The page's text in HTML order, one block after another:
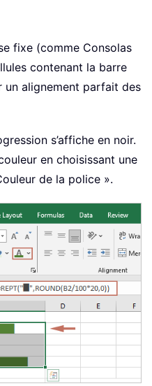
fixe (comme Consolas
contenant la barre
alignement parfait des
s’affiche en noir.
en choisissant une
de la police ».